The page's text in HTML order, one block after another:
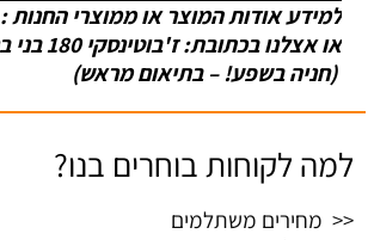
למידע אודות המוצר או ממוצרי החנות :
או אצלנו בכתובת: ז'בוטינסקי 180 בני ברק
(חניה בשפע! – בתיאום מראש)
למה לקוחות בוחרים בנו?
<< מחירים משתלמים